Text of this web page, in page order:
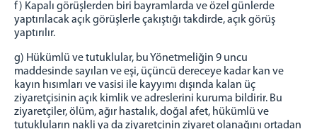
f) Kapalı görüşlerden biri bayramlarda ve özel günlerde
yaptırılacak açık görüşlerle çakıştığı takdirde, açık görüş
yaptırılır.
g) Hükümlü ve tutuklular, bu Yönetmeliğin 9 uncu
maddesinde sayılan ve eşi, üçüncü dereceye kadar kan ve
kayın hısımları ve vasisi ile kayyımı dışında kalan üç
ziyaretçisinin açık kimlik ve adreslerini kuruma bildirir. Bu
ziyaretçiler, ölüm, ağır hastalık, doğal afet, hükümlü ve
tutukluların nakli ya da ziyaretçinin ziyaret olanağını ortadan